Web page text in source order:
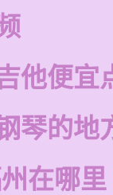
他便宜
琴的地
在哪里